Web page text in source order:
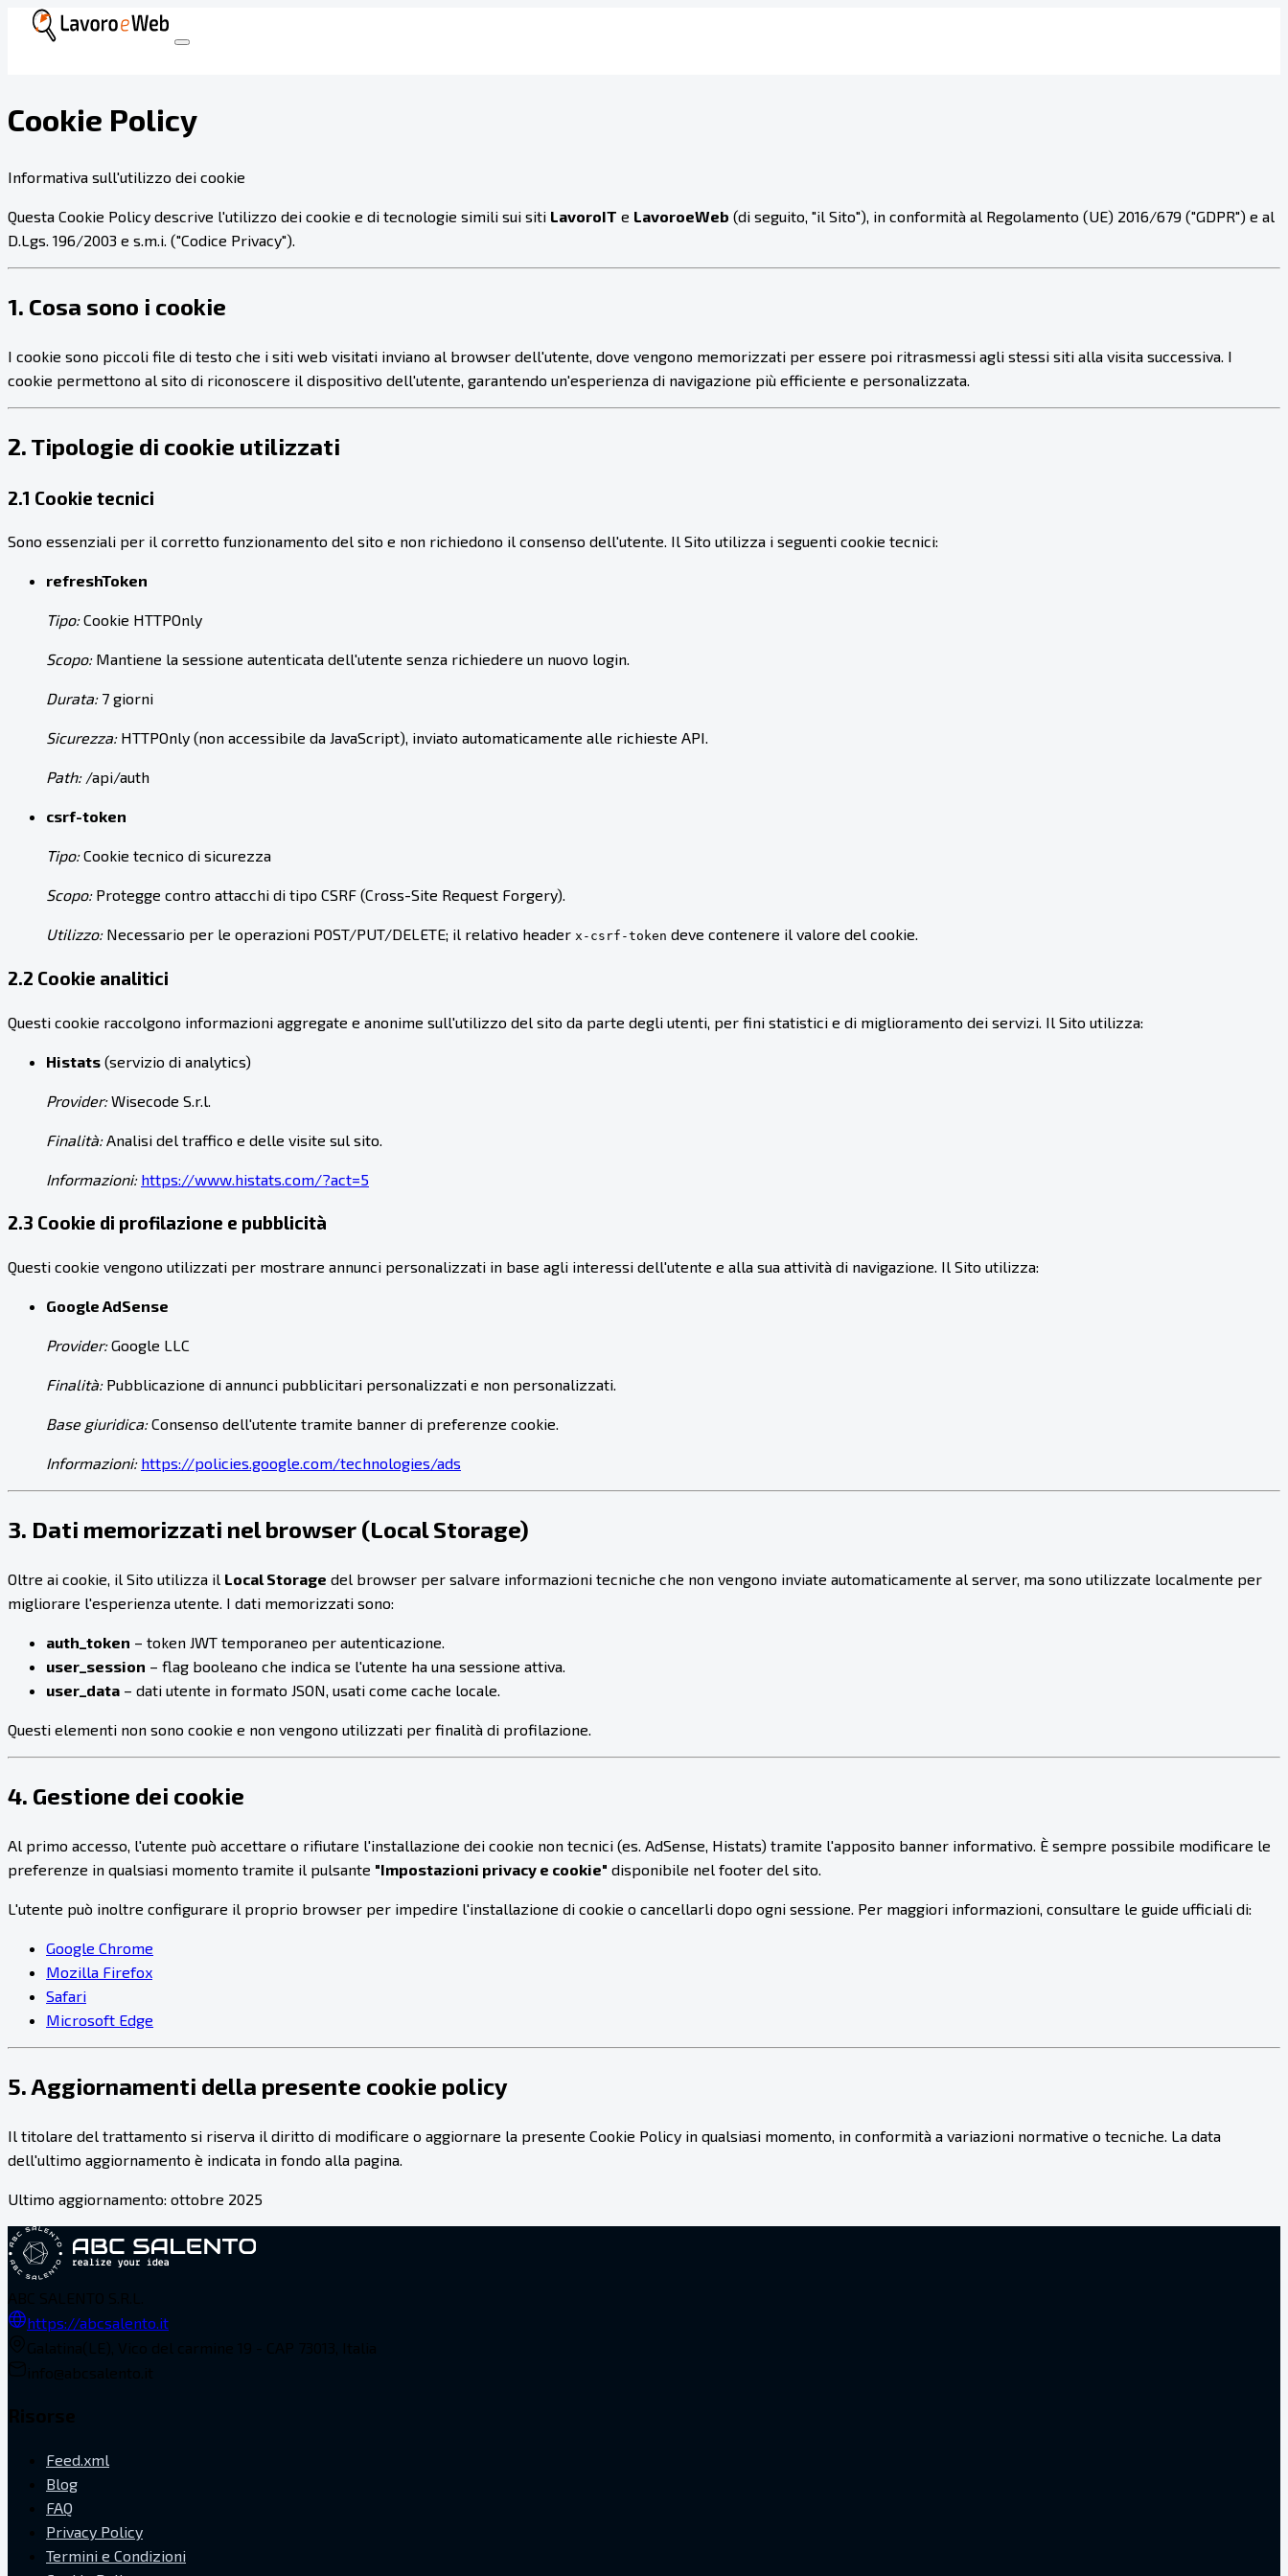
Cookie Policy
Informativa sull'utilizzo dei cookie
Questa Cookie Policy descrive l'utilizzo dei cookie e di tecnologie simili sui siti LavoroIT e LavoroeWeb (di seguito, "il Sito"), in conformità al Regolamento (UE) 2016/679 ("GDPR") e al
D.Lgs. 196/2003 e s.m.i. ("Codice Privacy").
1. Cosa sono i cookie
I cookie sono piccoli file di testo che i siti web visitati inviano al browser dell'utente, dove vengono memorizzati per essere poi ritrasmessi agli stessi siti alla visita successiva. I
cookie permettono al sito di riconoscere il dispositivo dell'utente, garantendo un'esperienza di navigazione più efficiente e personalizzata.
2. Tipologie di cookie utilizzati
2.1 Cookie tecnici
Sono essenziali per il corretto funzionamento del sito e non richiedono il consenso dell'utente. Il Sito utilizza i seguenti cookie tecnici:
refreshToken
Tipo:Cookie HTTPOnly
Scopo:Mantiene la sessione autenticata dell'utente senza richiedere un nuovo login.
Durata:7 giorni
Sicurezza:HTTPOnly (non accessibile da JavaScript), inviato automaticamente alle richieste API.
Path:/api/auth
csrf-token
Tipo:Cookie tecnico di sicurezza
Scopo:Protegge contro attacchi di tipo CSRF (Cross-Site Request Forgery).
Utilizzo:Necessario per le operazioni POST/PUT/DELETE; il relativo header x-csrf-token deve contenere il valore del cookie.
2.2 Cookie analitici
Questi cookie raccolgono informazioni aggregate e anonime sull'utilizzo del sito da parte degli utenti, per fini statistici e di miglioramento dei servizi. Il Sito utilizza:
Histats (servizio di analytics)
Provider:Wisecode S.r.l.
Finalità:Analisi del traffico e delle visite sul sito.
Informazioni: https://www.histats.com/?act=5
2.3 Cookie di profilazione e pubblicità
Questi cookie vengono utilizzati per mostrare annunci personalizzati in base agli interessi dell'utente e alla sua attività di navigazione. Il Sito utilizza:
Google AdSense
Provider:Google LLC
Finalità:Pubblicazione di annunci pubblicitari personalizzati e non personalizzati.
Base giuridica:Consenso dell'utente tramite banner di preferenze cookie.
Informazioni: https://policies.google.com/technologies/ads
3. Dati memorizzati nel browser (Local Storage)
Oltre ai cookie, il Sito utilizza il Local Storage del browser per salvare informazioni tecniche che non vengono inviate automaticamente al server, ma sono utilizzate localmente per
migliorare l'esperienza utente. I dati memorizzati sono:
auth_token – token JWT temporaneo per autenticazione.
user_session – flag booleano che indica se l'utente ha una sessione attiva.
user_data – dati utente in formato JSON, usati come cache locale.
Questi elementi non sono cookie e non vengono utilizzati per finalità di profilazione.
4. Gestione dei cookie
Al primo accesso, l'utente può accettare o rifiutare l'installazione dei cookie non tecnici (es. AdSense, Histats) tramite l'apposito banner informativo. È sempre possibile modificare le
preferenze in qualsiasi momento tramite il pulsante "Impostazioni privacy e cookie" disponibile nel footer del sito.
L'utente può inoltre configurare il proprio browser per impedire l'installazione di cookie o cancellarli dopo ogni sessione. Per maggiori informazioni, consultare le guide ufficiali di:
Google Chrome
Mozilla Firefox
Safari
Microsoft Edge
5. Aggiornamenti della presente cookie policy
Il titolare del trattamento si riserva il diritto di modificare o aggiornare la presente Cookie Policy in qualsiasi momento, in conformità a variazioni normative o tecniche. La data
dell'ultimo aggiornamento è indicata in fondo alla pagina.
Ultimo aggiornamento: ottobre 2025
https://abcsalento.it
Feed.xml
Blog
FAQ
Privacy Policy
Termini e Condizioni